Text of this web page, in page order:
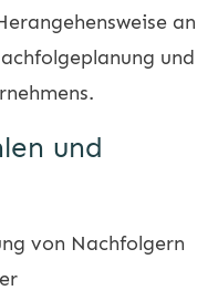
an
und
und
von Nachfolgern